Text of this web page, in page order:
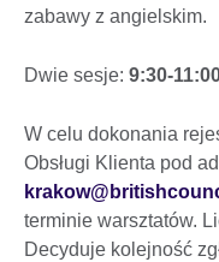
zabawy z angielskim.
Dwie sesje: 9:30-
W celu dokonania
Obsługi Klienta pod
terminie warsztatów.
Decyduje kolejność